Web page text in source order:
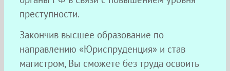
преступности.
Закончив высшее образование по
направлению «Юриспруденция» и став
магистром, Вы сможете без труда освоить